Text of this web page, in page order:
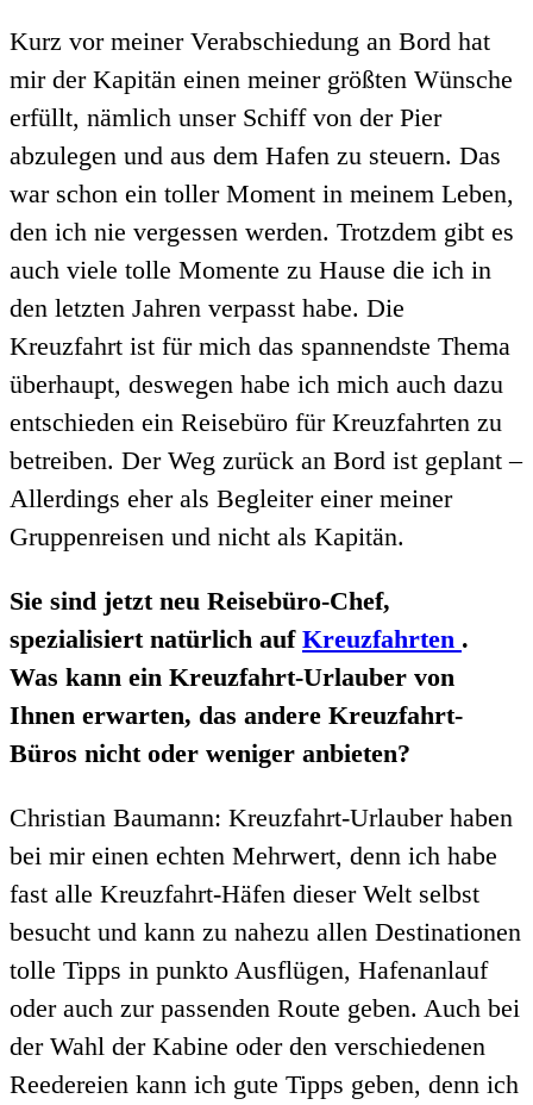
Kurz vor meiner Verabschiedung an Bord hat
mir der Kapitän einen meiner größten Wünsche
erfüllt, nämlich unser Schiff von der Pier
abzulegen und aus dem Hafen zu steuern. Das
war schon ein toller Moment in meinem Leben,
den ich nie vergessen werden. Trotzdem gibt es
auch viele tolle Momente zu Hause die ich in
den letzten Jahren verpasst habe. Die
Kreuzfahrt ist für mich das spannendste Thema
überhaupt, deswegen habe ich mich auch dazu
entschieden ein Reisebüro für Kreuzfahrten zu
betreiben. Der Weg zurück an Bord ist geplant –
Allerdings eher als Begleiter einer meiner
Gruppenreisen und nicht als Kapitän.
Sie sind jetzt neu Reisebüro-Chef,
spezialisiert natürlich auf Kreuzfahrten .
Was kann ein Kreuzfahrt-Urlauber von
Ihnen erwarten, das andere Kreuzfahrt-
Büros nicht oder weniger anbieten?
Christian Baumann: Kreuzfahrt-Urlauber haben
bei mir einen echten Mehrwert, denn ich habe
fast alle Kreuzfahrt-Häfen dieser Welt selbst
besucht und kann zu nahezu allen Destinationen
tolle Tipps in punkto Ausflügen, Hafenanlauf
oder auch zur passenden Route geben. Auch bei
der Wahl der Kabine oder den verschiedenen
Reedereien kann ich gute Tipps geben, denn ich